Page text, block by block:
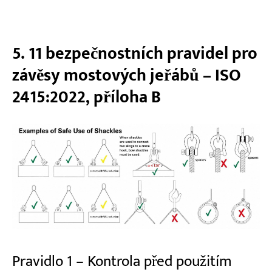
5. 11 bezpečnostních pravidel pro
závěsy mostových jeřábů – ISO
2415:2022, příloha B
Pravidlo 1 – Kontrola před použitím